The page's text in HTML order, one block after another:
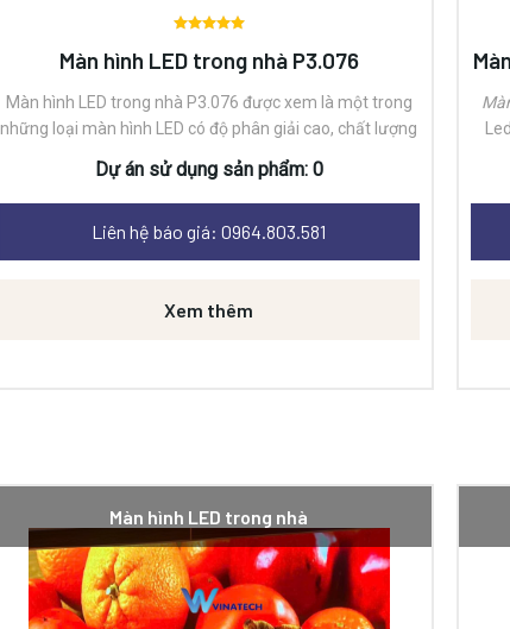
Được
xếp
5 sao
Màn hình LED trong nhà P3.076
Màn hình LED trong nhà P3.076 được xem là một trong
những loại màn hình LED có độ phân giải cao, chất lượng
phân giải cao:với độ phân giải 1920×1080 pixel và mật
độ điểm ảnh 111.111/㎡.Độ sáng cao:với độ sáng
1600cd/㎡. Góc nhìn rộng:với góc nhìn 160°(H)/140°
(V).Khả năng tùy chỉnh:có thể được tùy chỉnh kích thước
Dự án sử dụng sản phẩm: 0
Liên hệ báo giá: 0964.803.581
Xem thêm
Màn hình LED trong nhà